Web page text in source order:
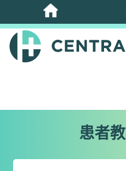
跳
至
主
患者